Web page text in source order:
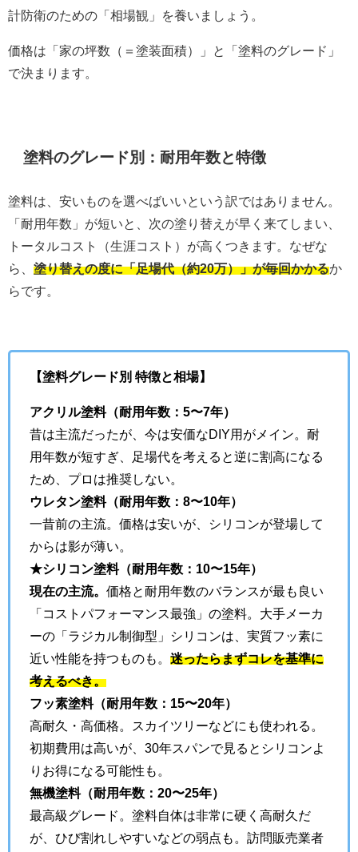
計防衛のための「相場観」を養いましょう。
価格は「家の坪数（＝塗装面積）」と「塗料のグレード」
で決まります。
塗料のグレード別：耐用年数と特徴
塗料は、安いものを選べばいいという訳ではありません。
「耐用年数」が短いと、次の塗り替えが早く来てしまい、
トータルコスト（生涯コスト）が高くつきます。なぜな
ら、 塗り替えの度に「足場代（約20万）」が毎回かかるか
らです。
【塗料グレード別 特徴と相場】
アクリル塗料（耐用年数：5〜7年）
昔は主流だったが、今は安価なDIY用がメイン。耐
用年数が短すぎ、足場代を考えると逆に割高になる
ため、プロは推奨しない。
ウレタン塗料（耐用年数：8〜10年）
一昔前の主流。価格は安いが、シリコンが登場して
からは影が薄い。
★シリコン塗料（耐用年数：10〜15年）
現在の主流。 価格と耐用年数のバランスが最も良い
「コストパフォーマンス最強」の塗料。大手メーカ
ーの「ラジカル制御型」シリコンは、実質フッ素に
近い性能を持つものも。 迷ったらまずコレを基準に
考えるべき。
フッ素塗料（耐用年数：15〜20年）
高耐久・高価格。スカイツリーなどにも使われる。
初期費用は高いが、30年スパンで見るとシリコンよ
りお得になる可能性も。
無機塗料（耐用年数：20〜25年）
最高級グレード。塗料自体は非常に硬く高耐久だ
が、ひび割れしやすいなどの弱点も。訪問販売業者